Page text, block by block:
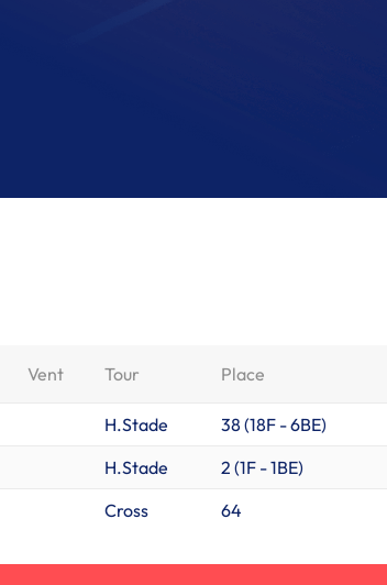
Vent Tour Place
H.Stade 38 (18F -6BE)
H.Stade 2 (1F -1BE)
Cross 64